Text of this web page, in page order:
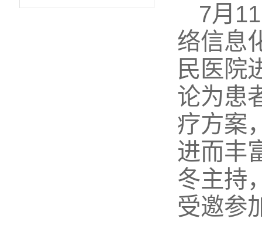
7月
络信息
民医院
论为患
疗方案
进而丰
冬主持
受邀参